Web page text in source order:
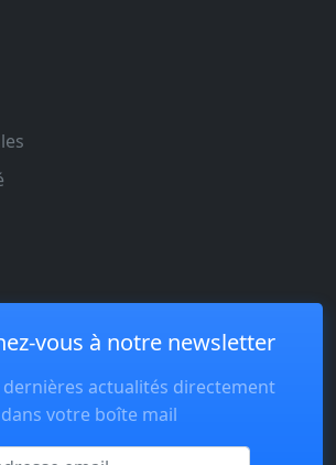
vous à notre newsletter
dernières actualités directement
dans votre boîte mail
Email